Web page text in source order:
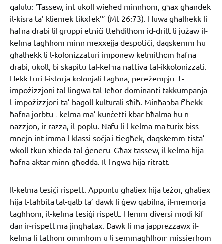
qalulu: ‘Tassew, int ukoll wieħed minnhom, għax għandek
il-kisra ta’ kliemek tikxfek’” (Mt 26:73). Huwa għalhekk li
ħafna drabi lil gruppi etniċi tteħdilhom id-dritt li jużaw il-
kelma tagħhom minn mexxejja despotiċi, daqskemm hu
għalhekk li l-kolonizzaturi imponew kelmithom ħafna
drabi, ukoll, bi skapitu tal-kelma nattiva tal-ikkolonizzati.
Hekk turi l-istorja kolonjali tagħna, pereżempju. L-
impożizzjoni tal-lingwa tal-Ieħor dominanti takkumpanja
l-impożizzjoni ta’ bagoll kulturali sħiħ. Minħabba f’hekk
ħafna jorbtu l-kelma ma’ kunċetti kbar bħalma hu n-
nazzjon, ir-razza, il-poplu. Nafu li l-kelma ma turix biss
mnejn int imma l-klassi soċjali tiegħek, daqskemm tista’
wkoll tkun xhieda tal-ġeneru. Għax tassew, il-kelma hija
ħafna aktar minn għodda. Il-lingwa hija ritratt.
Il-kelma tesiġi rispett. Appuntu għaliex hija teżor, għaliex
hija t-taħbita tal-qalb ta’ dawk li ġew qabilna, il-memorja
tagħhom, il-kelma tesiġi rispett. Hemm diversi modi kif
dan ir-rispett ma jingħatax. Dawk li ma japprezzawx il-
kelma li tathom ommhom u li semmagħlhom missierhom